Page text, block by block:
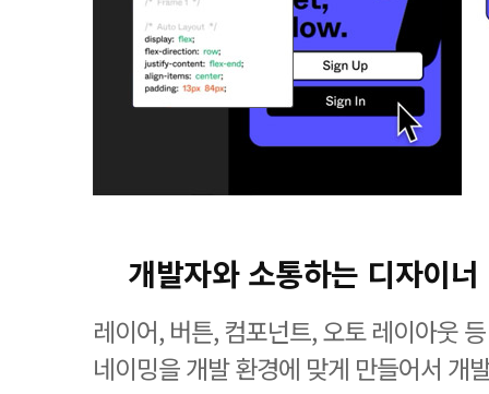
개발자와 소통하는 디자이너
레이어, 버튼, 컴포넌트, 오토 레이아웃
네이밍을 개발 환경에 맞게 만들어서 개